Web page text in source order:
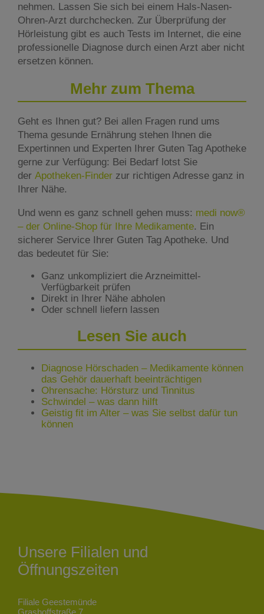
nehmen. Lassen Sie sich bei einem Hals-Nasen-
Ohren-Arzt durchchecken. Zur Überprüfung der
Hörleistung gibt es auch Tests im Internet, die eine
professionelle Diagnose durch einen Arzt aber nicht
ersetzen können.
Mehr zum Thema
Geht es Ihnen gut? Bei allen Fragen rund ums
Thema gesunde Ernährung stehen Ihnen die
Expertinnen und Experten Ihrer Guten Tag Apotheke
gerne zur Verfügung: Bei Bedarf lotst Sie
der Apotheken-Finder zur richtigen Adresse ganz in
Ihrer Nähe.
Und wenn es ganz schnell gehen muss: medi now®
– der Online-Shop für Ihre Medikamente. Ein
sicherer Service Ihrer Guten Tag Apotheke. Und
das bedeutet für Sie:
Ganz unkompliziert die Arzneimittel-
Verfügbarkeit prüfen
Direkt in Ihrer Nähe abholen
Oder schnell liefern lassen
Lesen Sie auch
Diagnose Hörschaden – Medikamente können
das Gehör dauerhaft beeinträchtigen
Ohrensache: Hörsturz und Tinnitus
Schwindel – was dann hilft
Geistig fit im Alter – was Sie selbst dafür tun
können
Unsere Filialen und
Öffnungszeiten
Filiale Geestemünde